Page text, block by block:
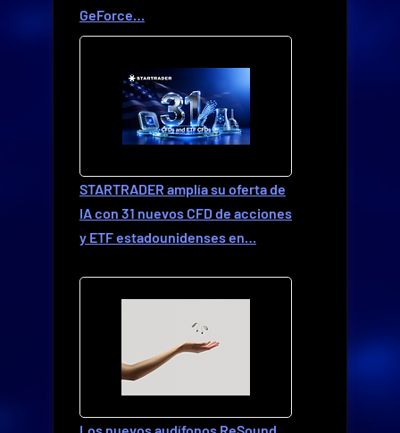
GeForce…
STARTRADER amplía su oferta de
IA con 31 nuevos CFD de acciones
y ETF estadounidenses en…
Los nuevos audífonos ReSound